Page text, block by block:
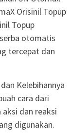
Orisinil Topup
Topup
otomatis
tercepat dan
Kelebihannya
cara dari
dan reaksi
digunakan.